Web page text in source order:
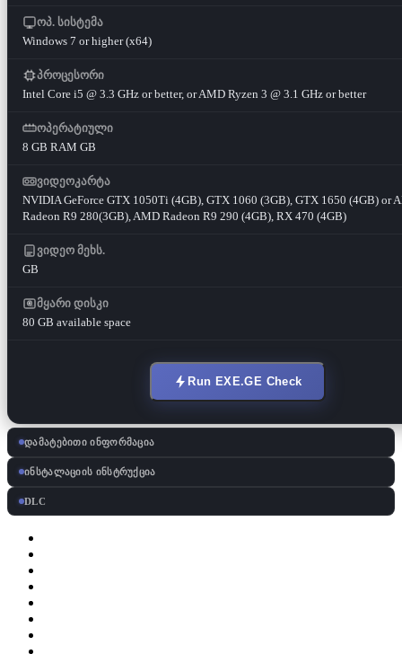
ოპ. სისტემა
Windows 7 or higher (x64)
პროცესორი
Intel Core i5 @ 3.3 GHz or better, or AMD Ryzen 3 @ 3.1 GHz or better
ოპერატიული
8 GB RAM GB
ვიდეოკარტა
NVIDIA GeForce GTX 1050Ti (4GB), GTX 1060 (3GB), GTX 1650 (4GB) or
Radeon R9 280(3GB), AMD Radeon R9 290 (4GB), RX 470 (4GB)
ვიდეო მეხს.
GB
მყარი დისკი
80 GB available space
Run EXE.GE Check
დამატებითი ინფორმაცია
ინსტალაციის ინსტრუქცია
DLC